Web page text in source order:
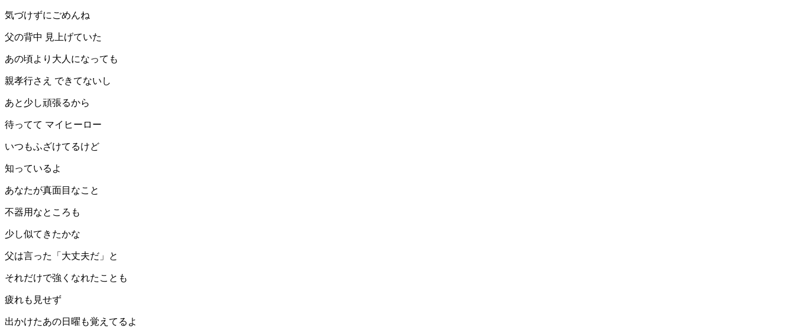
気づけずにごめんね
父の背中 見上げていた
あの頃より大人になっても
親孝行さえ できてないし
あと少し頑張るから
待ってて マイヒーロー
いつもふざけてるけど
知っているよ
あなたが真面目なこと
不器用なところも
少し似てきたかな
父は言った「大丈夫だ」と
それだけで強くなれたことも
疲れも見せず
出かけたあの日曜も覚えてるよ